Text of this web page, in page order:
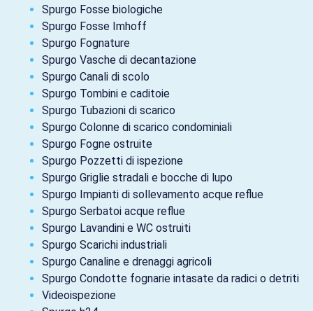
Spurgo Fosse biologiche
Spurgo Fosse Imhoff
Spurgo Fognature
Spurgo Vasche di decantazione
Spurgo Canali di scolo
Spurgo Tombini e caditoie
Spurgo Tubazioni di scarico
Spurgo Colonne di scarico condominiali
Spurgo Fogne ostruite
Spurgo Pozzetti di ispezione
Spurgo Griglie stradali e bocche di lupo
Spurgo Impianti di sollevamento acque reflue
Spurgo Serbatoi acque reflue
Spurgo Lavandini e WC ostruiti
Spurgo Scarichi industriali
Spurgo Canaline e drenaggi agricoli
Spurgo Condotte fognarie intasate da radici o detriti
Videoispezione